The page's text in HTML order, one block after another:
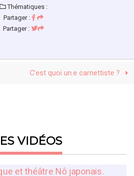
Thématiques :
Partager :
Partager :
C’est quoi un.e carnettiste ?
VIDÉOS